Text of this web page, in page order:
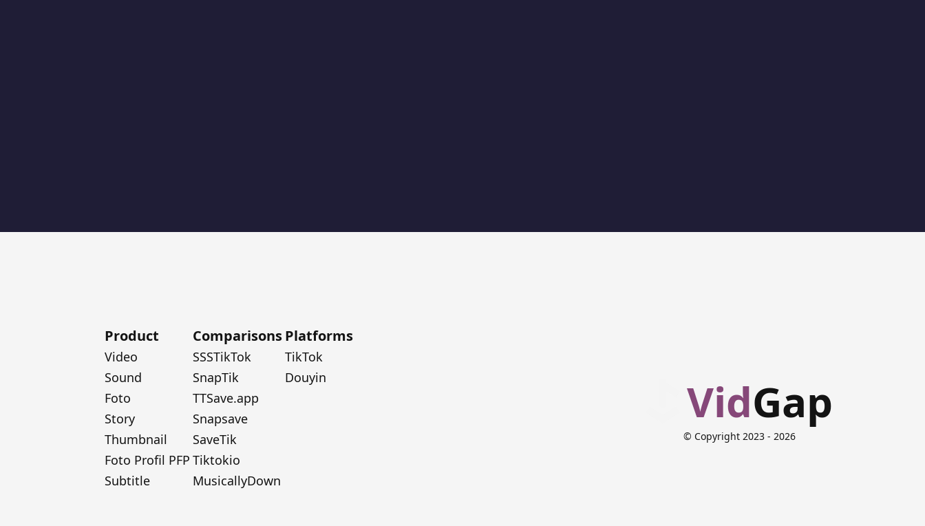
Product
Video
Sound
Foto
Story
Thumbnail
Foto Profil PFP
Subtitle
Comparisons
SSSTikTok
SnapTik
TTSave.app
Snapsave
SaveTik
Tiktokio
MusicallyDown
Platforms
TikTok
Douyin
VidGap
© Copyright 2023 - 2026